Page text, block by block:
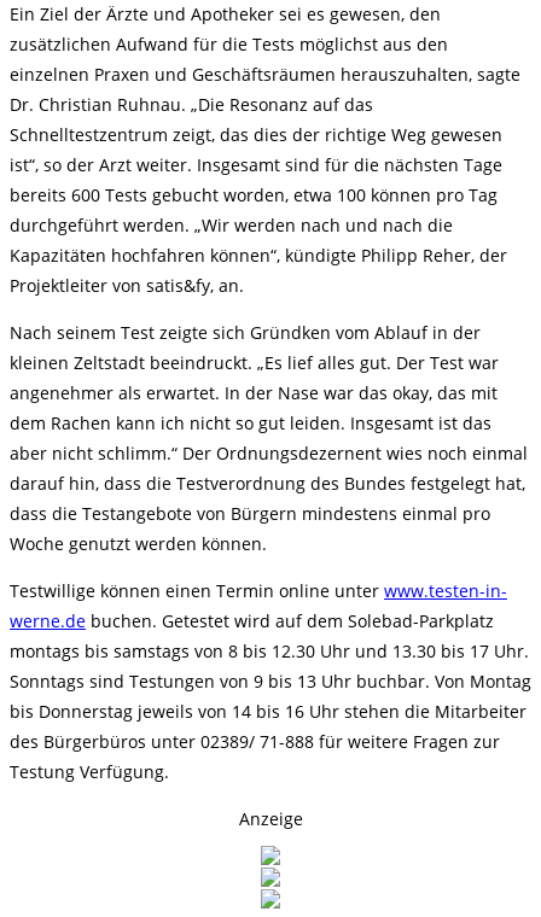
Ein Ziel der Ärzte und Apotheker sei es gewesen, den
zusätzlichen Aufwand für die Tests möglichst aus den
einzelnen Praxen und Geschäftsräumen herauszuhalten, sagte
Dr. Christian Ruhnau. „Die Resonanz auf das
Schnelltestzentrum zeigt, das dies der richtige Weg gewesen
ist“, so der Arzt weiter. Insgesamt sind für die nächsten Tage
bereits 600 Tests gebucht worden, etwa 100 können pro Tag
durchgeführt werden. „Wir werden nach und nach die
Kapazitäten hochfahren können“, kündigte Philipp Reher, der
Projektleiter von satis&fy, an.
Nach seinem Test zeigte sich Gründken vom Ablauf in der
kleinen Zeltstadt beeindruckt. „Es lief alles gut. Der Test war
angenehmer als erwartet. In der Nase war das okay, das mit
dem Rachen kann ich nicht so gut leiden. Insgesamt ist das
aber nicht schlimm.“ Der Ordnungsdezernent wies noch einmal
darauf hin, dass die Testverordnung des Bundes festgelegt hat,
dass die Testangebote von Bürgern mindestens einmal pro
Woche genutzt werden können.
Testwillige können einen Termin online unter www.testen-in-
werne.de buchen. Getestet wird auf dem Solebad-Parkplatz
montags bis samstags von 8 bis 12.30 Uhr und 13.30 bis 17 Uhr.
Sonntags sind Testungen von 9 bis 13 Uhr buchbar. Von Montag
bis Donnerstag jeweils von 14 bis 16 Uhr stehen die Mitarbeiter
des Bürgerbüros unter 02389/ 71-888 für weitere Fragen zur
Testung Verfügung.
Anzeige